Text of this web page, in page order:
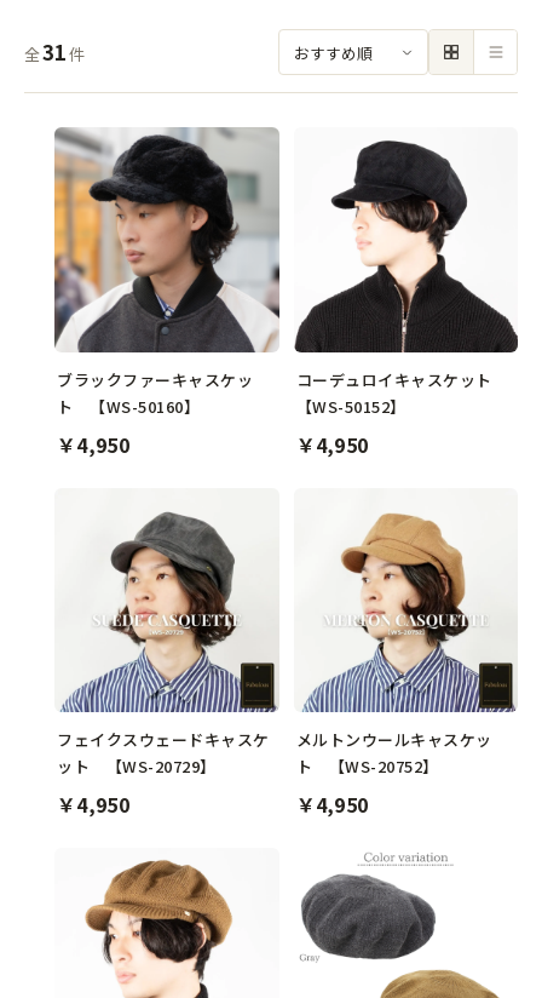
全31件
ブラックファーキャスケッ
ト 【WS-50160】
￥4,950
コーデュロイキャスケット
【WS-50152】
￥4,950
フェイクスウェードキャスケ
ット 【WS-20729】
￥4,950
メルトンウールキャスケッ
ト 【WS-20752】
￥4,950